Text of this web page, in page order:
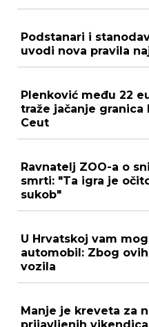
Podstanari i
uvodi nova pravila
Plenković među 22
traže jačanje granica
Ceut
Ravnatelj ZOO-a o
smrti: "Ta igra je
sukob"
U Hrvatskoj vam
automobil: Zbog
vozila
Manje je kreveta za